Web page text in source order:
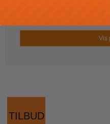
Vis
TILBUD